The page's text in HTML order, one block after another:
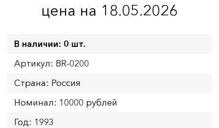
цена на 18.05.2026
В наличии: 0 шт.
Артикул: BR-0200
Страна: Россия
Номинал: 10000 рублей
Год: 1993